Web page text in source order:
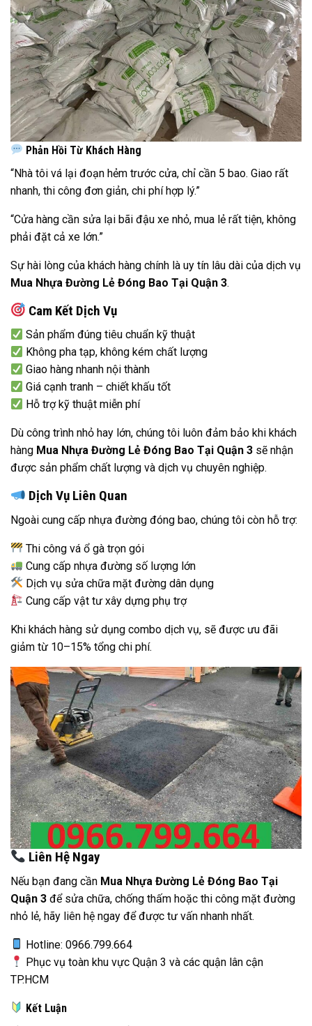
Phản Hồi Từ Khách Hàng
“Nhà tôi vá lại đoạn hẻm trước cửa, chỉ cần 5 bao. Giao rất
nhanh, thi công đơn giản, chi phí hợp lý.”
“Cửa hàng cần sửa lại bãi đậu xe nhỏ, mua lẻ rất tiện, không
phải đặt cả xe lớn.”
Sự hài lòng của khách hàng chính là uy tín lâu dài của dịch vụ
Mua Nhựa Đường Lẻ Đóng Bao Tại Quận 3.
Cam Kết Dịch Vụ
Sản phẩm đúng tiêu chuẩn kỹ thuật
Không pha tạp, không kém chất lượng
Giao hàng nhanh nội thành
Giá cạnh tranh – chiết khấu tốt
Hỗ trợ kỹ thuật miễn phí
Dù công trình nhỏ hay lớn, chúng tôi luôn đảm bảo khi khách
hàng Mua Nhựa Đường Lẻ Đóng Bao Tại Quận 3 sẽ nhận
được sản phẩm chất lượng và dịch vụ chuyên nghiệp.
Dịch Vụ Liên Quan
Ngoài cung cấp nhựa đường đóng bao, chúng tôi còn hỗ trợ:
Thi công vá ổ gà trọn gói
Cung cấp nhựa đường số lượng lớn
Dịch vụ sửa chữa mặt đường dân dụng
Cung cấp vật tư xây dựng phụ trợ
Khi khách hàng sử dụng combo dịch vụ, sẽ được ưu đãi
giảm từ 10–15% tổng chi phí.
Liên Hệ Ngay
Nếu bạn đang cần Mua Nhựa Đường Lẻ Đóng Bao Tại
Quận 3 để sửa chữa, chống thấm hoặc thi công mặt đường
nhỏ lẻ, hãy liên hệ ngay để được tư vấn nhanh nhất.
Hotline: 0966.799.664
Phục vụ toàn khu vực Quận 3 và các quận lân cận
TP.HCM
Kết Luận